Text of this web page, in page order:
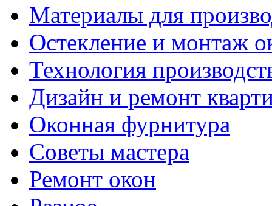
Материалы для
Остекление и монтаж
Технология
Дизайн и ремонт
Оконная фурнитура
Советы мастера
Ремонт окон